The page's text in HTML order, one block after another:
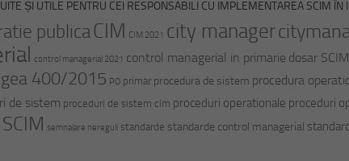
ȘI UTILE PENTRU CEI RESPONSABILI CU IMPLEMENTAREA SCIM ÎN
publicaCIM CIM 2021 city manager
control managerial 2021 control managerial in primarie dosar SCIM
400/2015 PO primar procedura de sistem procedura
de sistem proceduri de sistem cim proceduri operationale proceduri
SCIM semnalare nereguli standarde standarde control managerial